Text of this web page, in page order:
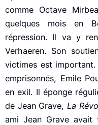
comme Octave
quelques mois en
répression. Il va y
Verhaeren. Son
victimes est important.
emprisonnés, Emile
en exil. Il éponge
de Jean Grave, La
ami Jean Grave avait